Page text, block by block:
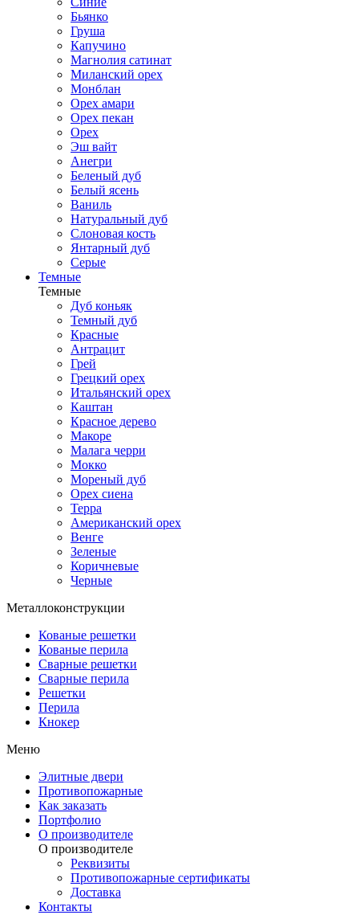
Бьянко
Груша
Капучино
Магнолия сатинат
Миланский орех
Монблан
Орех амари
Орех пекан
Орех
Эш вайт
Анегри
Беленый дуб
Белый ясень
Ваниль
Натуральный дуб
Слоновая кость
Янтарный дуб
Серые
Темные
Темные
Дуб коньяк
Темный дуб
Красные
Антрацит
Грей
Грецкий орех
Итальянский орех
Каштан
Красное дерево
Макоре
Малага черри
Мокко
Мореный дуб
Орех сиена
Терра
Американский орех
Венге
Зеленые
Коричневые
Черные
Металлоконструкции
Кованые решетки
Кованые перила
Сварные решетки
Сварные перила
Решетки
Перила
Кнокер
Меню
Элитные двери
Противопожарные
Как заказать
Портфолио
О производителе
О производителе
Реквизиты
Противопожарные сертификаты
Доставка
Контакты